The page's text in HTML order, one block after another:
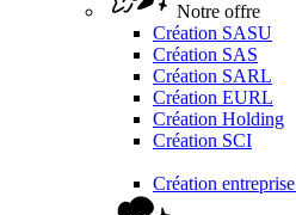
Notre offre
Création SASU
Création SAS
Création SARL
Création EURL
Création Holding
Création SCI
Création entreprise